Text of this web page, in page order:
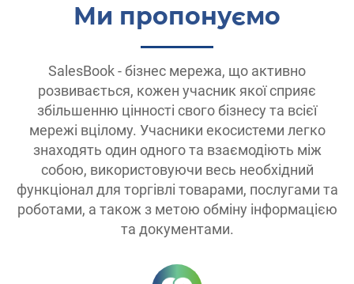
Ми пропонуємо
SalesBook - бізнес мережа, що активно
розвивається, кожен учасник якої сприяє
збільшенню цінності свого бізнесу та всієї
мережі вцілому. Учасники екосистеми легко
знаходять один одного та взаємодіють між
собою, використовуючи весь необхідний
функціонал для торгівлі товарами, послугами та
роботами, а також з метою обміну інформацією
та документами.